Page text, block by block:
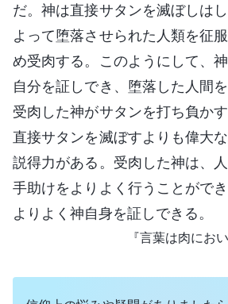
だ。神は直接サタンを滅ぼしは
よって堕落させられた人類を征
め受肉する。このようにして、
自分を証しでき、堕落した人間
受肉した神がサタンを打ち負か
直接サタンを滅ぼすよりも偉大
説得力がある。受肉した神は、
手助けをよりよく行うことがで
よりよく神自身を証しできる。
『言葉は肉にお